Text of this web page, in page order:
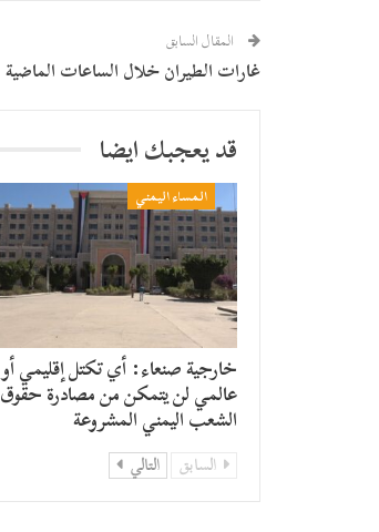
المقال السابق
غارات الطيران خلال الساعات الماضية
قد يعجبك ايضا
المساء اليمني
خارجية صنعاء: أي تكتل إقليمي أو
عالمي لن يتمكن من مصادرة حقوق
الشعب اليمني المشروعة
السابق التالي